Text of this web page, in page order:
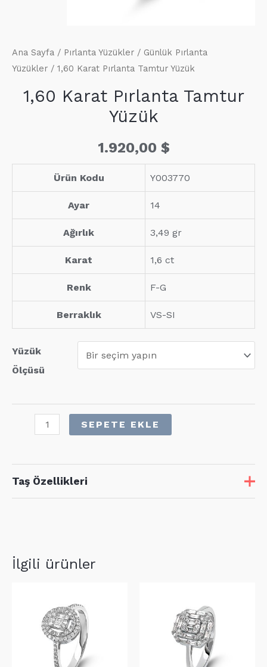
Ana Sayfa / Pırlanta Yüzükler / Günlük Pırlanta
Yüzükler / 1,60 Karat Pırlanta Tamtur Yüzük
1,60 Karat Pırlanta Tamtur
Yüzük
1.920,00 $
Ürün Kodu Y003770
Ayar 14
Ağırlık 3,49 gr
Karat 1,6 ct
Renk F-G
Berraklık VS-SI
Yüzük
Ölçüsü
Tamtur
SEPETE EKLE
Taş Özellikleri
İlgili ürünler